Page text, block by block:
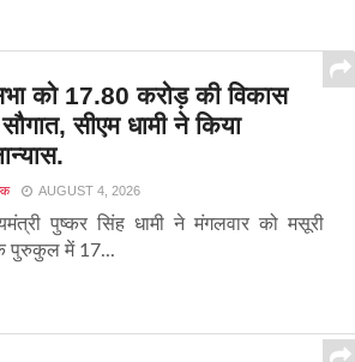
को 17.80 करोड़ की विकास
सीएम धामी ने किया
AUGUST 4, 2026
पुष्कर सिंह धामी ने मंगलवार को मसूरी
के पुरुकुल में 17...